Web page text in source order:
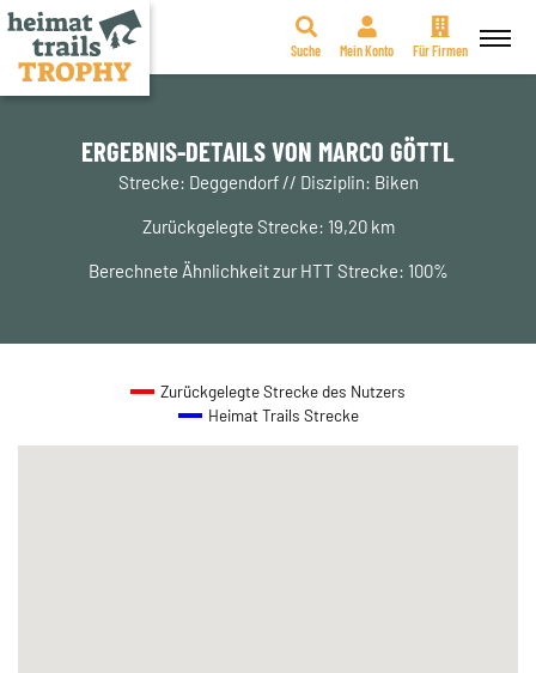
Zum
Suche Mein Konto Für Firmen
ERGEBNIS-DETAILS VON MARCO GÖTTL
Strecke: Deggendorf // Disziplin: Biken
Zurückgelegte Strecke: 19,20 km
Berechnete Ähnlichkeit zur HTT Strecke: 100%
Zurückgelegte Strecke des Nutzers
Heimat Trails Strecke